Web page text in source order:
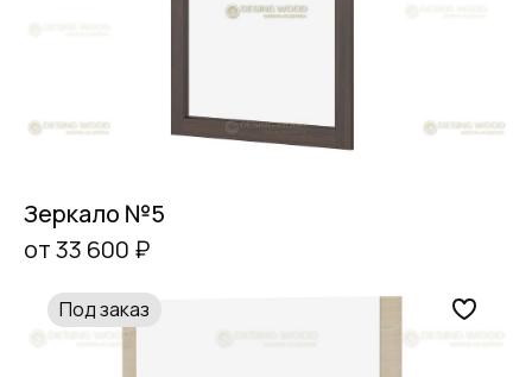
Зеркало №5
от 33 600 ₽
Под заказ